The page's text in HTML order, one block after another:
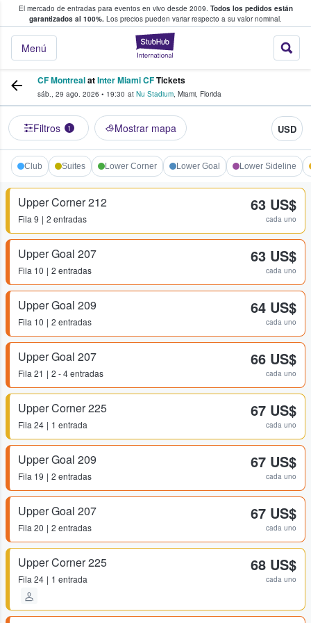
El mercado de entradas para eventos en vivo desde 2009. Todos los pedidos están
garantizados al 100%. Los precios pueden variar respecto a su valor nominal.
StubHub:
Menú
y venta de entradas entre fans
CF MontrealatInter Miami CFTickets
sáb., 29 ago. 2026 • 19:30 at Nu Stadium, Miami, Florida
Filtros 1 Mostrar mapa USD
Club Suites Lower Corner Lower Goal Lower Sideline
Upper Corner 212
Fila 9 2 entradas
63 US$
cada uno
Upper Goal 207
Fila 10 2 entradas
63 US$
cada uno
Upper Goal 209
Fila 10 2 entradas
64 US$
cada uno
Upper Goal 207
Fila 21 2 - 4 entradas
66 US$
cada uno
Upper Corner 225
Fila 24 1 entrada
67 US$
cada uno
Upper Goal 209
Fila 19 2 entradas
67 US$
cada uno
Upper Goal 207
Fila 20 2 entradas
67 US$
cada uno
Upper Corner 225
Fila 24 1 entrada
68 US$
cada uno